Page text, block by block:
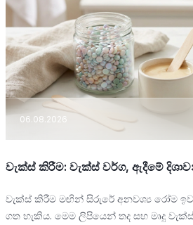
06.08.2026
වැක්ස් කිරීම: වැක්ස් වර්ග, ඇදීමේ
වැක්ස් කිරීම මඟින් සිරුරේ අනවශ්‍ය රෝම
ගත හැකිය. මෙම ලිපියෙන් තද සහ මෘදු